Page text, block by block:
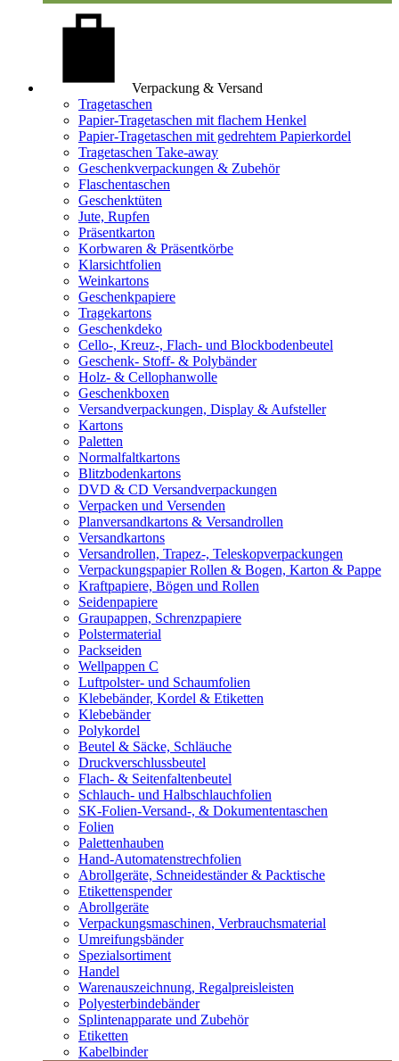
Verpackung & Versand
Tragetaschen
Papier-Tragetaschen mit flachem Henkel
Papier-Tragetaschen mit gedrehtem Papierkordel
Tragetaschen Take-away
Geschenkverpackungen & Zubehör
Flaschentaschen
Geschenktüten
Jute, Rupfen
Präsentkarton
Korbwaren & Präsentkörbe
Klarsichtfolien
Weinkartons
Geschenkpapiere
Tragekartons
Geschenkdeko
Cello-, Kreuz-, Flach- und Blockbodenbeutel
Geschenk- Stoff- & Polybänder
Holz- & Cellophanwolle
Geschenkboxen
Versandverpackungen, Display & Aufsteller
Kartons
Paletten
Normalfaltkartons
Blitzbodenkartons
DVD & CD Versandverpackungen
Verpacken und Versenden
Planversandkartons & Versandrollen
Versandkartons
Versandrollen, Trapez-, Teleskopverpackungen
Verpackungspapier Rollen & Bogen, Karton & Pappe
Kraftpapiere, Bögen und Rollen
Seidenpapiere
Graupappen, Schrenzpapiere
Polstermaterial
Packseiden
Wellpappen C
Luftpolster- und Schaumfolien
Klebebänder, Kordel & Etiketten
Klebebänder
Polykordel
Beutel & Säcke, Schläuche
Druckverschlussbeutel
Flach- & Seitenfaltenbeutel
Schlauch- und Halbschlauchfolien
SK-Folien-Versand-, & Dokumententaschen
Folien
Palettenhauben
Hand-Automatenstrechfolien
Abrollgeräte, Schneideständer & Packtische
Etikettenspender
Abrollgeräte
Verpackungsmaschinen, Verbrauchsmaterial
Umreifungsbänder
Spezialsortiment
Handel
Warenauszeichnung, Regalpreisleisten
Polyesterbindebänder
Splintenapparate und Zubehör
Etiketten
Kabelbinder